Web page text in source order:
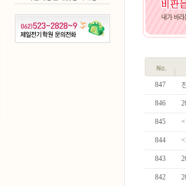
847
846
845
844
843
842